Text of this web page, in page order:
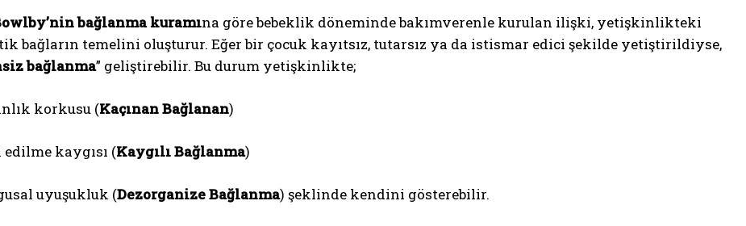
ABONE OL
Gizlilik politikasınıokudum, onaylıyorum.
bağlanma kuramına göre bebeklik döneminde bakımverenle kurulan ilişki, yetişkinlikteki
bağların temelini oluşturur. Eğer bir çocuk kayıtsız, tutarsız ya da istismar edici şekilde yetiştirildiyse,
bağlanma” geliştirebilir. Bu durum yetişkinlikte;
korkusu (Kaçınan Bağlanan)
edilme kaygısı (Kaygılı Bağlanma)
uyuşukluk (Dezorganize Bağlanma) şeklinde kendini gösterebilir.